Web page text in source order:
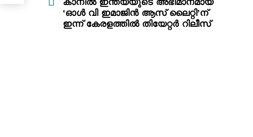
‘ഓൾ വി ഇമാജിൻ ആസ് ലൈറ്റി’ന്
ഇന്ന് കേരളത്തിൽ തിയേറ്റർ റിലീസ്